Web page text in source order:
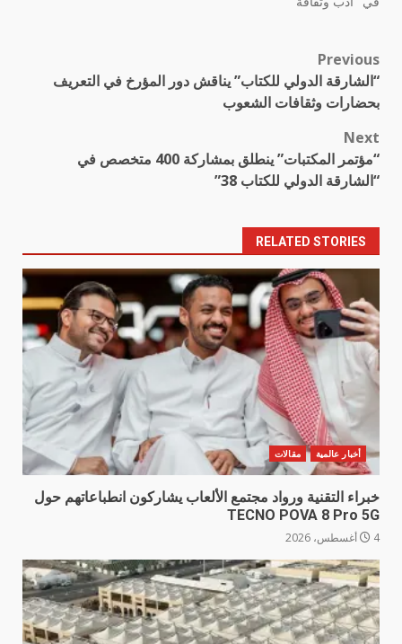
Post
navigation
Previous
“الشارقة الدولي للكتاب” يناقش دور المؤرخ في التعريف
بحضارات وثقافات الشعوب
Next
“مؤتمر المكتبات” ينطلق بمشاركة 400 متخصص في
“الشارقة الدولي للكتاب 38”
RELATED STORIES
أخبار عالمية مقالات
خبراء التقنية ورواد مجتمع الألعاب يشاركون انطباعاتهم حول
TECNO POVA 8 Pro 5G
4 أغسطس، 2026